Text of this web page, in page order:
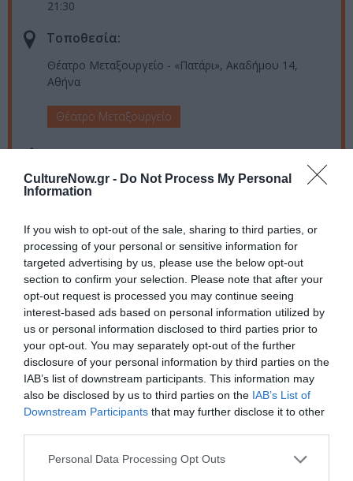
CultureNow.gr - Do Not Process My Personal
Information
If you wish to opt-out of the sale, sharing to third parties, or
processing of your personal or sensitive information for
targeted advertising by us, please use the below opt-out
section to confirm your selection. Please note that after your
opt-out request is processed you may continue seeing
interest-based ads based on personal information utilized by
us or personal information disclosed to third parties prior to
your opt-out. You may separately opt-out of the further
disclosure of your personal information by third parties on the
IAB’s list of downstream participants. This information may
also be disclosed by us to third parties on the IAB’s List of
Downstream Participants that may further disclose it to other
Personal Data Processing Opt Outs
21:30
Τοποθεσία:
Θέατρο Μεταξουργείο - «Πατάρι», Ακαδήμου 14,
Αθήνα
Θέατρο Μεταξουργείο
10 ευρώ
Τηλ.: 6948 053145
Ακολουθήστε το Culturenow.gr στοGoogle Newsκαι
μάθετε πρώτοι όλες τις ειδήσεις
Δείτε όλα τατελευταία νέαγια την Τέχνη και τον
Πολιτισμό στοCulturenow.gr
Νέοι Διαγωνισμοί❯
Tags
YOEL SOTO